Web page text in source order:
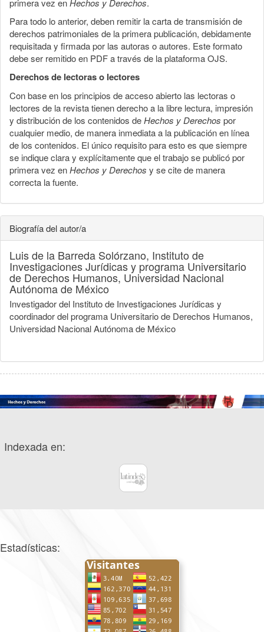
primera vez enHechos y Derechos.
Para todo lo anterior, deben remitir la carta de transmisión de
derechos patrimoniales de la primera publicación, debidamente
requisitada y firmada por las autoras o autores. Este formato
debe ser remitido en PDF a través de la plataforma OJS.
Derechos de lectoras o lectores
Con base en los principios de acceso abierto las lectoras o
lectores de la revista tienen derecho a la libre lectura, impresión
y distribución de los contenidos deHechos y Derechos por
cualquier medio, de manera inmediata a la publicación en línea
de los contenidos. El único requisito para esto es que siempre
se indique clara y explícitamente que el trabajo se publicó por
primera vez enHechos y Derechos y se cite de manera
correcta la fuente.
Biografía del autor/a
Luis de la Barreda Solórzano, Instituto de
Investigaciones Jurídicas y programa Universitario
de Derechos Humanos, Universidad Nacional
Autónoma de México
Investigador del Instituto de Investigaciones Jurídicas y
coordinador del programa Universitario de Derechos Humanos,
Universidad Nacional Autónoma de México
Indexada en:
Estadísticas: